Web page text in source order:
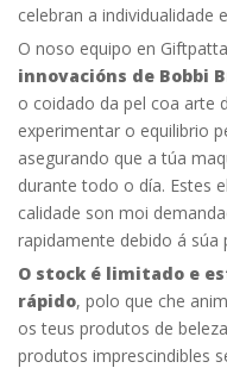
celebran a individualidade
O noso equipo en
innovacións de Bobbi
o coidado da pel coa arte
experimentar o equilibrio
asegurando que a túa
durante todo o día. Estes
calidade son moi
rapidamente debido á súa
O stock é limitado e
rápido, polo que che
os teus produtos de
produtos imprescindibles